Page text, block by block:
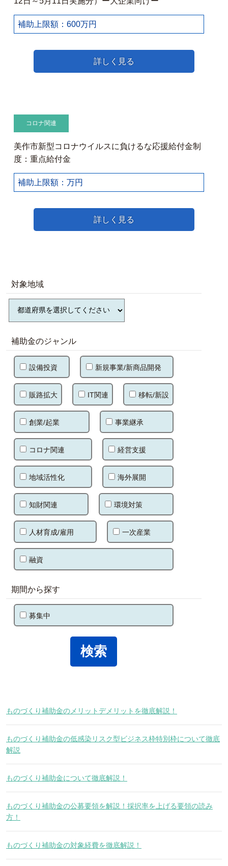
補助上限額：600万円
詳しく見る
コロナ関連
美作市新型コロナウイルスに負けるな応援給付金制
度：重点給付金
補助上限額：万円
詳しく見る
対象地域
補助金のジャンル
設備投資 新規事業/新商品開発
販路拡大 IT関連 移転/新設
創業/起業 事業継承
コロナ関連 経営支援
地域活性化 海外展開
知財関連 環境対策
人材育成/雇用 一次産業
融資
期間から探す
募集中
ものづくり補助金のメリットデメリットを徹底解説！
ものづくり補助金の低感染リスク型ビジネス枠特別枠について徹底
解説
ものづくり補助金について徹底解説！
ものづくり補助金の公募要領を解説！採択率を上げる要領の読み
方！
ものづくり補助金の対象経費を徹底解説！